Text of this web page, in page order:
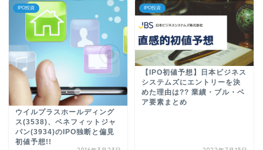
IPO投資
ウイルプラスホールディング
ス(3538)、ベネフィットジャ
パン(3934)のIPO独断と偏見
初値予想!!
IPO投資
【IPO初値予想】日本ビジネス
システムズにエントリーを決
めた理由は?? 業績・ブル・ベ
ア要素まとめ